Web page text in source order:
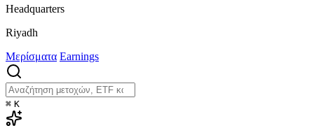
Headquarters
Riyadh
Μερίσματα Earnings
⌘ K